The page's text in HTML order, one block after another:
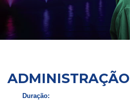
ADMINISTRAÇÃO
Duração: